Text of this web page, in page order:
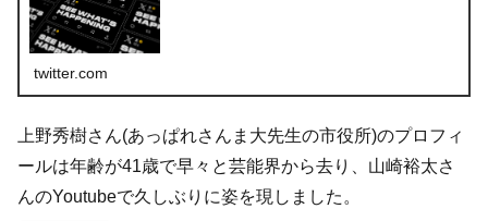
twitter.com
上野秀樹さん(あっぱれさんま大先生の市役所)のプロフィ
ールは年齢が41歳で早々と芸能界から去り、山崎裕太さ
んのYoutubeで久しぶりに姿を現しました。